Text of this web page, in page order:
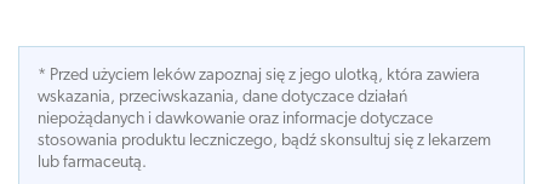
* Przed użyciem leków zapoznaj się z jego ulotką, która zawiera
wskazania, przeciwskazania, dane dotyczace działań
niepożądanych i dawkowanie oraz informacje dotyczace
stosowania produktu leczniczego, bądź skonsultuj się z lekarzem
lub farmaceutą.